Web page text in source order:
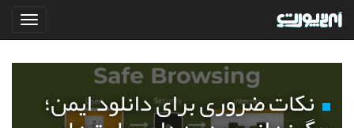
نکات ضروری برای دانلود ایمن؛